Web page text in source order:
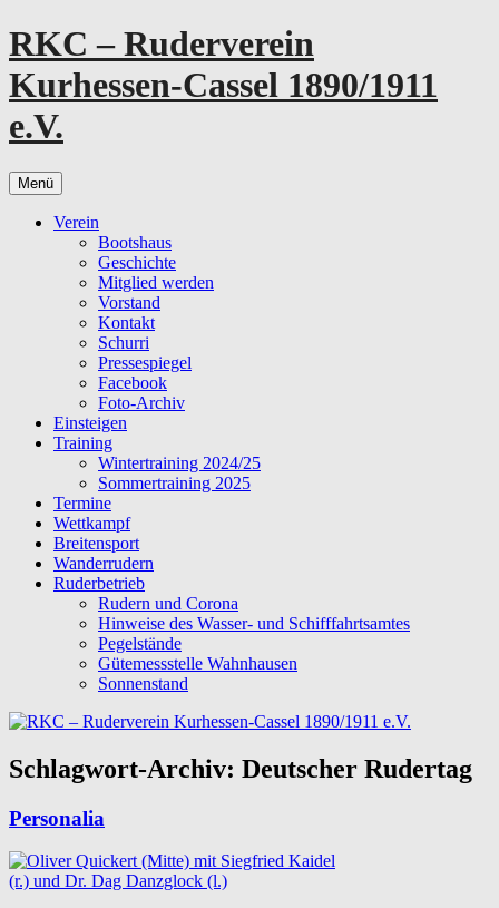
Zum
Inhalt
springen
RKC – Ruderverein
Kurhessen-Cassel 1890/1911
e.V.
Menü
Verein
Bootshaus
Geschichte
Mitglied werden
Vorstand
Kontakt
Schurri
Pressespiegel
Facebook
Foto-Archiv
Einsteigen
Training
Wintertraining 2024/25
Sommertraining 2025
Termine
Wettkampf
Breitensport
Wanderrudern
Ruderbetrieb
Rudern und Corona
Hinweise des Wasser- und Schifffahrtsamtes
Pegelstände
Gütemessstelle Wahnhausen
Sonnenstand
Schlagwort-Archiv: Deutscher Rudertag
Personalia